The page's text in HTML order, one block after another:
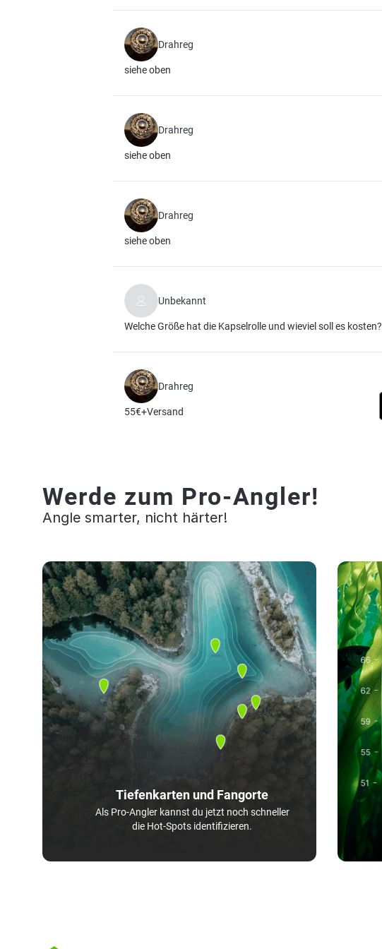
Drahreg
siehe oben
Drahreg
siehe oben
Drahreg
siehe oben
Unbekannt
Welche Größe hat die Kapselrolle und wieviel soll es kosten?
Drahreg
55€+Versand
Werde zum Pro-Angler!
Angle smarter, nicht härter!
Tiefenkarten und Fangorte
Als Pro-Angler kannst du jetzt noch schneller
die Hot-Spots identifizieren.